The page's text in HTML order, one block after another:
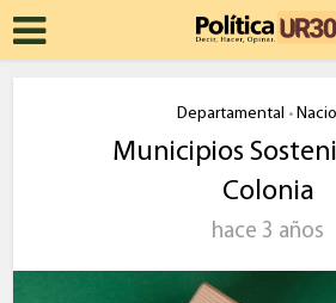
Departamental •
Municipios
Colonia
hace 3 años